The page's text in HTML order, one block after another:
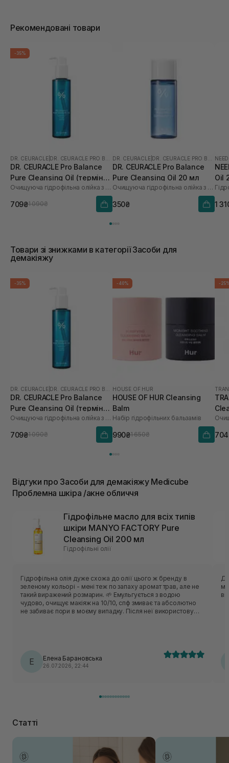
Рекомендовані товари
-35%
DR. CEURACLE| DR. CEURACLE PRO BALANCE
DR. CEURACLE Pro Balance
Pure Cleansing Oil (термін
до 01.27р.) 155 мл
Очищуюча гідрофільна олійка з пробіотиками
709₴1 090₴
DR. CEURACLE| DR. CEURACLE PRO BALANCE
DR. CEURACLE Pro Balance
Pure Cleansing Oil 20 мл
Очищуюча гідрофільна олійка з пробіотиками
350₴
Oil
1
Товари зі знижками в категорії Засоби для
демакіяжу
-35%
DR. CEURACLE
DR. CEURACLE Pro Balance
Pure Cleansing Oil (термін
до 01.27р.) 155 мл
Очищуюча гідрофільна олійка з пробіотиками
709₴1 090₴
-40%
HOUSE OF HUR
HOUSE OF HUR Cleansing
Balm
Набір гідрофільних бальзамів
990₴1 650₴
-
Відгуки про Засоби для демакіяжу Medicube
Проблемна шкіра /акне обличчя
Гідрофільне масло для всіх типів
шкіри MANYO FACTORY Pure
Cleansing Oil 200 мл
Гідрофільні олії
Гідрофільна олія дуже схожа до олії цього ж бренду в
зеленому кольорі - мені теж по запаху аромат трав, але не
такий виражений розмарин. 🌱 Емульгується з водою
чудово, очищує макіяж на 10/10, спф змиває та абсолютно
не забиває пори в моєму випадку. Після неї використовую
розхід економний попри те, що я для очищення
використовую 2 натиски дозатора. ❤️‍🔥 Досить непоганий чи
я б навіть сказала вдалий продукт і для себе повторювала
Е Елена Барановська
26.07.2026, 22:44
Статті